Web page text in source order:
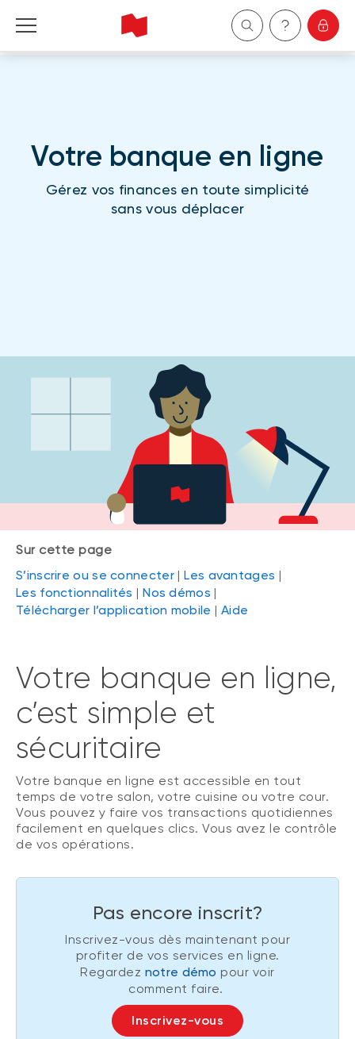
Gestion de patrimoine
À propos de nous
Votre banque en ligne
Gérez vos finances en toute simplicité
sans vous déplacer
Sur cette page
S’inscrire ou se connecter|Les avantages |
Les fonctionnalités |Nos démos |
Télécharger l’application mobile |Aide
Votre banque en ligne,
c’est simple et
sécuritaire
Votre banque en ligne est accessible en tout
temps de votre salon, votre cuisine ou votre cour.
Vous pouvez y faire vos transactions quotidiennes
facilement en quelques clics. Vous avez le contrôle
de vos opérations.
Pas encore inscrit?
Inscrivez-vous dès maintenant pour
profiter de vos services en ligne.
Regardez notre démo pour voir
comment faire.
Inscrivez-vous